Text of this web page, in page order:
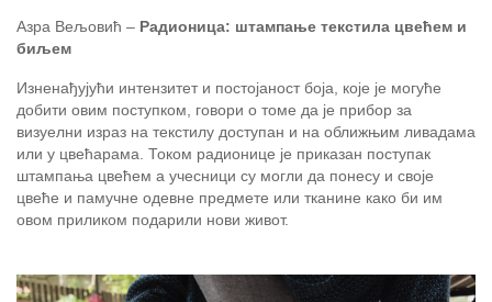
Азра Вељовић – Радионица: штампање текстила цвећем и
биљем
Изненађујући интензитет и постојаност боја, које је могуће
добити овим поступком, говори о томе да је прибор за
визуелни израз на текстилу доступан и на оближњим ливадама
или у цвећарама. Током радионице је приказан поступак
штампања цвећем а учесници су могли да понесу и своје
цвеће и памучне одевне предмете или тканине како би им
овом приликом подарили нови живот.